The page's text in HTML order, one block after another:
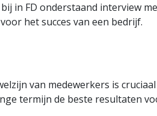
in FD onderstaand interview
het succes van een bedrijf.
van medewerkers is
termijn de beste resultaten